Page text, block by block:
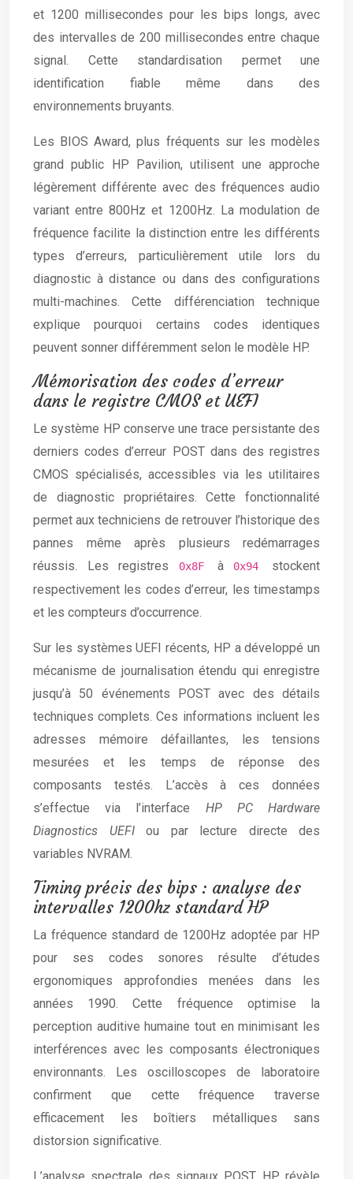
et 1200 millisecondes pour les bips longs, avec
des intervalles de 200 millisecondes entre chaque
signal. Cette standardisation permet une
identification fiable même dans des
environnements bruyants.
Les BIOS Award, plus fréquents sur les modèles
grand public HP Pavilion, utilisent une approche
légèrement différente avec des fréquences audio
variant entre 800Hz et 1200Hz. La modulation de
fréquence facilite la distinction entre les différents
types d’erreurs, particulièrement utile lors du
diagnostic à distance ou dans des configurations
multi-machines. Cette différenciation technique
explique pourquoi certains codes identiques
peuvent sonner différemment selon le modèle HP.
Mémorisation des codes d’erreur
dans le registre CMOS et UEFI
Le système HP conserve une trace persistante des
derniers codes d’erreur POST dans des registres
CMOS spécialisés, accessibles via les utilitaires
de diagnostic propriétaires. Cette fonctionnalité
permet aux techniciens de retrouver l’historique des
pannes même après plusieurs redémarrages
réussis. Les registres
0x8F à 0x94 stockent
respectivement les codes d’erreur, les timestamps
et les compteurs d’occurrence.
Sur les systèmes UEFI récents, HP a développé un
mécanisme de journalisation étendu qui enregistre
jusqu’à 50 événements POST avec des détails
techniques complets. Ces informations incluent les
adresses mémoire défaillantes, les tensions
mesurées et les temps de réponse des
composants testés. L’accès à ces données
s’effectue via l’interface HP PC Hardware
Diagnostics UEFI ou par lecture directe des
variables NVRAM.
Timing précis des bips : analyse des
intervalles 1200hz standard HP
La fréquence standard de 1200Hz adoptée par HP
pour ses codes sonores résulte d’études
ergonomiques approfondies menées dans les
années 1990. Cette fréquence optimise la
perception auditive humaine tout en minimisant les
interférences avec les composants électroniques
environnants. Les oscilloscopes de laboratoire
confirment que cette fréquence traverse
efficacement les boîtiers métalliques sans
distorsion significative.